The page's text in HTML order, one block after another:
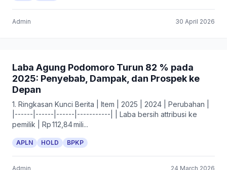
Admin 30 April 2026
Laba Agung Podomoro Turun 82 % pada
2025: Penyebab, Dampak, dan Prospek ke
Depan
1. Ringkasan Kunci Berita | Item | 2025 | 2024 | Perubahan |
|------|------|------|-----------| | Laba bersih attribusi ke
pemilik | Rp 112,84 mili...
APLN HOLD BPKP
Admin 24 March 2026